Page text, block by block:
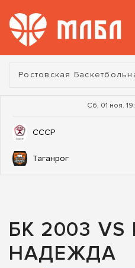
Турнир:
Ростовская
Сб, 01 ноя.
СССР
Таганрог
БК 2003 VS
НАДЕЖДА